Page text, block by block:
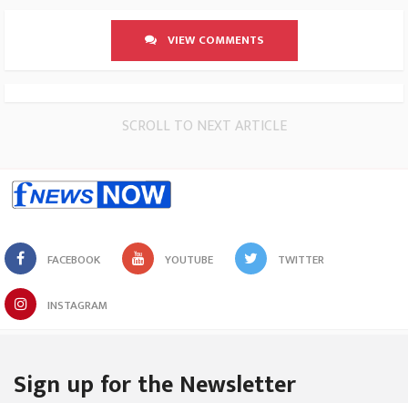
VIEW COMMENTS
SCROLL TO NEXT ARTICLE
FACEBOOK YOUTUBE TWITTER
INSTAGRAM
Sign up for the Newsletter